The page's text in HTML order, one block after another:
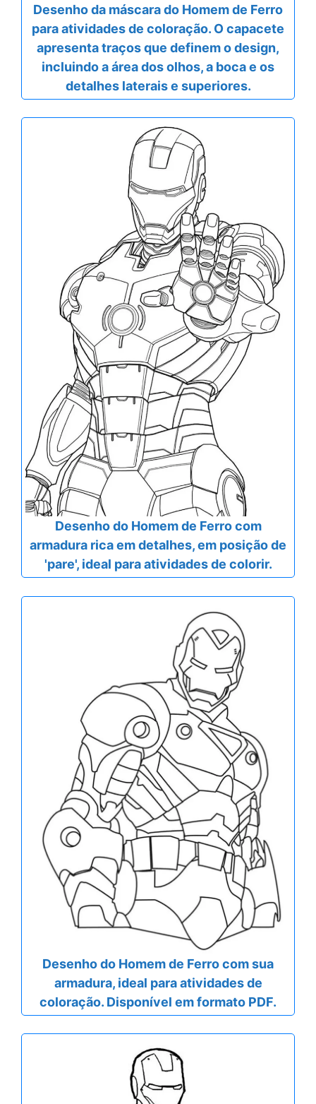
Desenho da máscara do Homem de Ferro
para atividades de coloração. O capacete
apresenta traços que definem o design,
incluindo a área dos olhos, a boca e os
detalhes laterais e superiores.
Desenho do Homem de Ferro com
armadura rica em detalhes, em posição de
'pare', ideal para atividades de colorir.
Desenho do Homem de Ferro com sua
armadura, ideal para atividades de
coloração. Disponível em formato PDF.